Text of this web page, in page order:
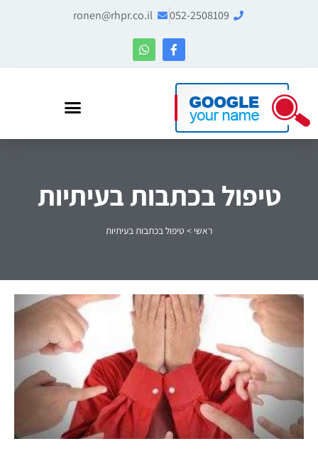
052-2508109
ronen@rhpr.co.il
טיפול בכתבות בעיתיות
ראשי > טיפול בכתבות בעיתיות